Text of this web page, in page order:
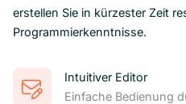
erstellen Sie in kürzester Zeit
Programmierkenntnisse.
Intuitiver Editor
Einfache Bedienung